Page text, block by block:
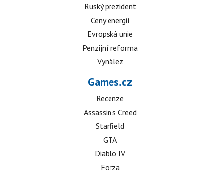
Ruský prezident
Ceny energií
Evropská unie
Penzijní reforma
Vynález
Games.cz
Recenze
Assassin's Creed
Starfield
GTA
Diablo IV
Forza